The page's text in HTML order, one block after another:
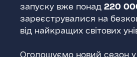
запуску вже понад 220
зареєструвалися на
від найкращих світових
Оголошуємо новий сезон у